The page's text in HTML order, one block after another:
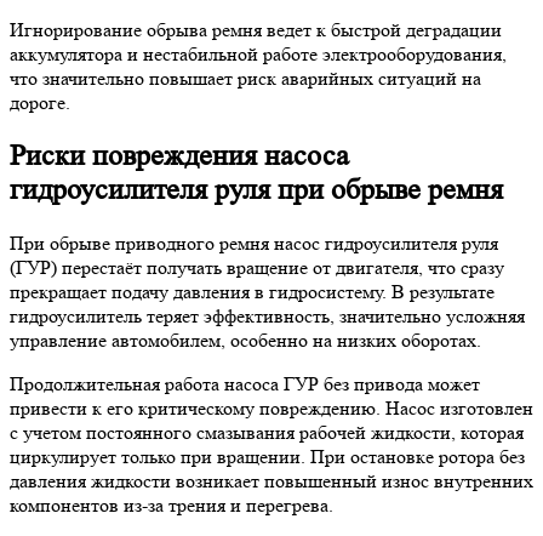
Игнорирование обрыва ремня ведет к быстрой деградации
аккумулятора и нестабильной работе электрооборудования,
что значительно повышает риск аварийных ситуаций на
дороге.
Риски повреждения насоса
гидроусилителя руля при обрыве ремня
При обрыве приводного ремня насос гидроусилителя руля
(ГУР) перестаёт получать вращение от двигателя, что сразу
прекращает подачу давления в гидросистему. В результате
гидроусилитель теряет эффективность, значительно усложняя
управление автомобилем, особенно на низких оборотах.
Продолжительная работа насоса ГУР без привода может
привести к его критическому повреждению. Насос изготовлен
с учетом постоянного смазывания рабочей жидкости, которая
циркулирует только при вращении. При остановке ротора без
давления жидкости возникает повышенный износ внутренних
компонентов из-за трения и перегрева.